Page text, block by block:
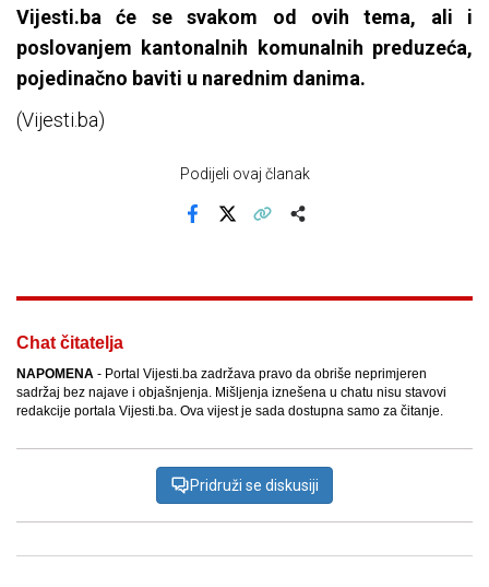
Vijesti.ba će se svakom od ovih tema, ali i
poslovanjem kantonalnih komunalnih preduzeća,
pojedinačno baviti u narednim danima.
(Vijesti.ba)
Podijeli ovaj članak
Facebook
Chat čitatelja
NAPOMENA - Portal Vijesti.ba zadržava pravo da obriše neprimjeren
sadržaj bez najave i objašnjenja. Mišljenja iznešena u chatu nisu stavovi
redakcije portala Vijesti.ba. Ova vijest je sada dostupna samo za čitanje.
Pridruži se diskusiji